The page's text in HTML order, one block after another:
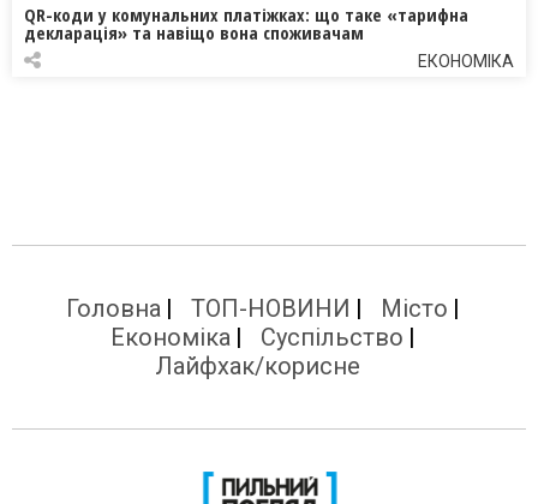
QR-коди у комунальних платіжках: що таке «тарифна
декларація» та навіщо вона споживачам
ЕКОНОМІКА
Головна ТОП-НОВИНИ
Місто
Економіка
Суспільство
Лайфхак/корисне